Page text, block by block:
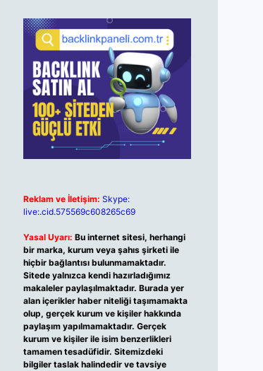
Reklam ve İletişim: Skype:
live:.cid.575569c608265c69
Yasal Uyarı: Bu internet sitesi, herhangi
bir marka, kurum veya şahıs şirketi ile
hiçbir bağlantısı bulunmamaktadır.
Sitede yalnızca kendi hazırladığımız
makaleler paylaşılmaktadır. Burada yer
alan içerikler haber niteliği taşımamakta
olup, gerçek kurum ve kişiler hakkında
paylaşım yapılmamaktadır. Gerçek
kurum ve kişiler ile isim benzerlikleri
tamamen tesadüfidir. Sitemizdeki
bilgiler taslak halindedir ve tavsiye